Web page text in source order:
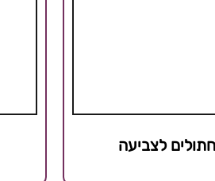
לצביעה